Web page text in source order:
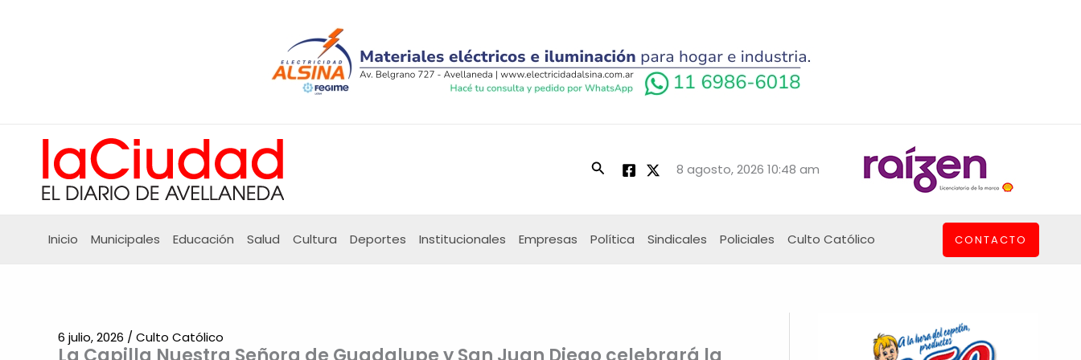
Buscar 8 agosto, 2026 10:48 am
Inicio Municipales Educación Salud Cultura Deportes Institucionales Empresas Política Sindicales Policiales Culto Católico CONTACTO
6 julio, 2026 / Culto Católico